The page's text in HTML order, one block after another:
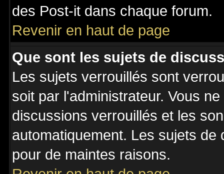
des Post-it dans chaque forum.
Revenir en haut de page
Que sont les sujets de
Les sujets verrouillés sont
soit par l'administrateur. Vous
discussions verrouillés et les
automatiquement. Les sujets
pour de maintes raisons.